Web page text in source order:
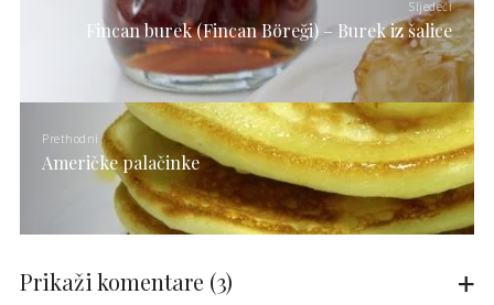
Sljedeći
Fincan burek (Fincan Böreği) – Burek iz šalice
Prethodni
Američke palačinke
Prikaži komentare (3)